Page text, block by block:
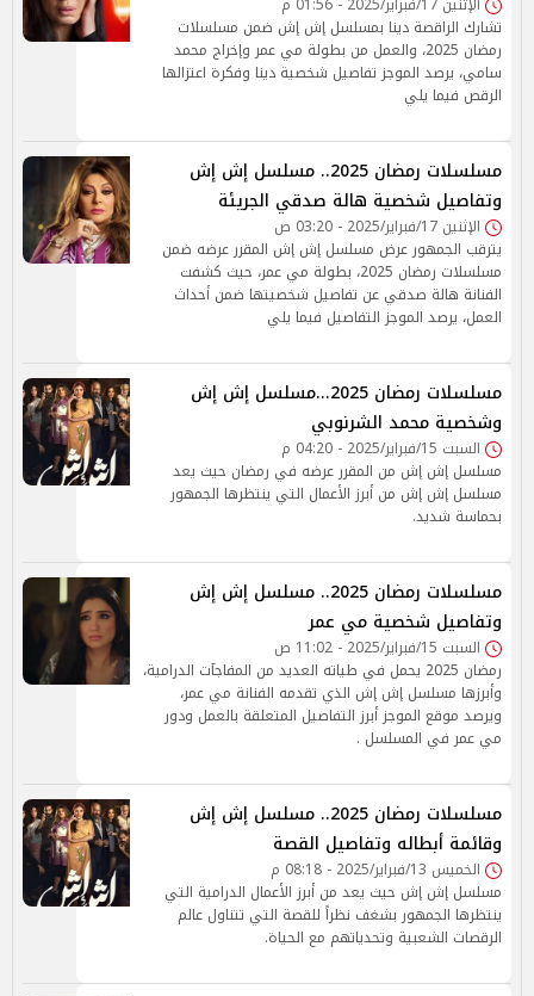
تشارك الراقصة دينا بمسلسل إش إش ضمن مسلسلات
رمضان 2025، والعمل من بطولة مي عمر وإخراج محمد
سامي، يرصد الموجز تفاصيل شخصية دينا وفكرة اعتزالها
الرقص فيما يلي
مسلسلات رمضان 2025.. مسلسل إش إش
وتفاصيل شخصية هالة صدقي الجريئة
الإثنين 17/فبراير/2025 - 03:20 ص
يترقب الجمهور عرض مسلسل إش إش المقرر عرضه ضمن
مسلسلات رمضان 2025، بطولة مي عمر، حيث كشفت
الفنانة هالة صدقي عن تفاصيل شخصيتها ضمن أحداث
العمل، يرصد الموجز التفاصيل فيما يلي
مسلسلات رمضان 2025...مسلسل إش إش
وشخصية محمد الشرنوبي
السبت 15/فبراير/2025 - 04:20 م
مسلسل إش إش من المقرر عرضه في رمضان حيث يعد
مسلسل إش إش من أبرز الأعمال التي ينتظرها الجمهور
بحماسة شديد.
مسلسلات رمضان 2025.. مسلسل إش إش
وتفاصيل شخصية مي عمر
السبت 15/فبراير/2025 - 11:02 ص
رمضان 2025 يحمل في طياته العديد من المفاجآت الدرامية،
وأبرزها مسلسل إش إش الذي تقدمه الفنانة مي عمر،
ويرصد موقع الموجز أبرز التفاصيل المتعلقة بالعمل ودور
مي عمر في المسلسل .
مسلسلات رمضان 2025.. مسلسل إش إش
وقائمة أبطاله وتفاصيل القصة
الخميس 13/فبراير/2025 - 08:18 م
مسلسل إش إش حيث يعد من أبرز الأعمال الدرامية التي
ينتظرها الجمهور بشغف نظراً للقصة التي تتناول عالم
الرقصات الشعبية وتحدياتهم مع الحياة.